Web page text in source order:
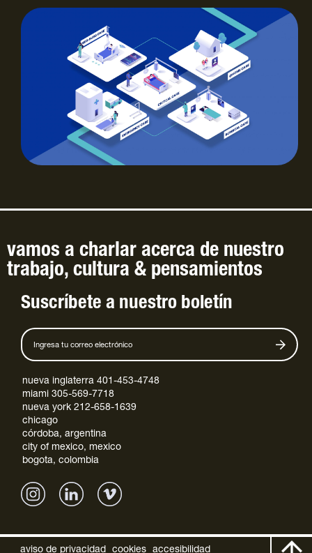
vamos a charlar acerca de nuestro
trabajo, cultura & pensamientos
Suscríbete a nuestro boletín
nueva inglaterra 401-453-4748
miami 305-569-7718
nueva york 212-658-1639
chicago
córdoba, argentina
city of mexico, mexico
bogota, colombia
aviso de privacidad cookies accesibilidad